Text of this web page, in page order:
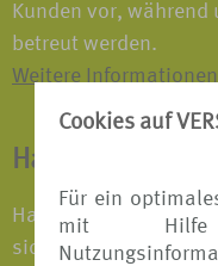
Cookies auf
Für ein
mit
Kunden vor, während
betreut werden.
Weitere
HanseMerkur
Hand in Hand ist
sich in unseren